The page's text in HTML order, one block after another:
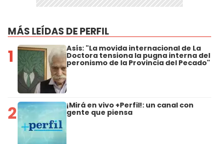
MÁS LEÍDAS DE PERFIL
1 Asís: "La movida internacional de La
Doctora tensiona la pugna interna del
peronismo de la Provincia del Pecado"
2 ¡Mirá en vivo +Perfil!: un canal con
gente que piensa